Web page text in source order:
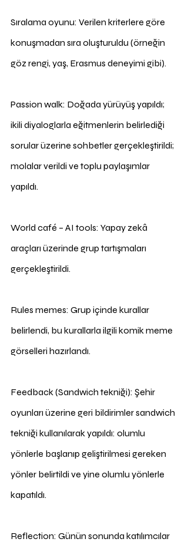
Sıralama oyunu: Verilen kriterlere göre
konuşmadan sıra oluşturuldu (örneğin
göz rengi, yaş, Erasmus deneyimi gibi).
Passion walk: Doğada yürüyüş yapıldı;
ikili diyaloglarla eğitmenlerin belirlediği
sorular üzerine sohbetler gerçekleştirildi;
molalar verildi ve toplu paylaşımlar
yapıldı.
World café – AI tools: Yapay zekâ
araçları üzerinde grup tartışmaları
gerçekleştirildi.
Rules memes: Grup içinde kurallar
belirlendi, bu kurallarla ilgili komik meme
görselleri hazırlandı.
Feedback (Sandwich tekniği): Şehir
oyunları üzerine geri bildirimler sandwich
tekniği kullanılarak yapıldı: olumlu
yönlerle başlanıp geliştirilmesi gereken
yönler belirtildi ve yine olumlu yönlerle
kapatıldı.
Reflection: Günün sonunda katılımcılar